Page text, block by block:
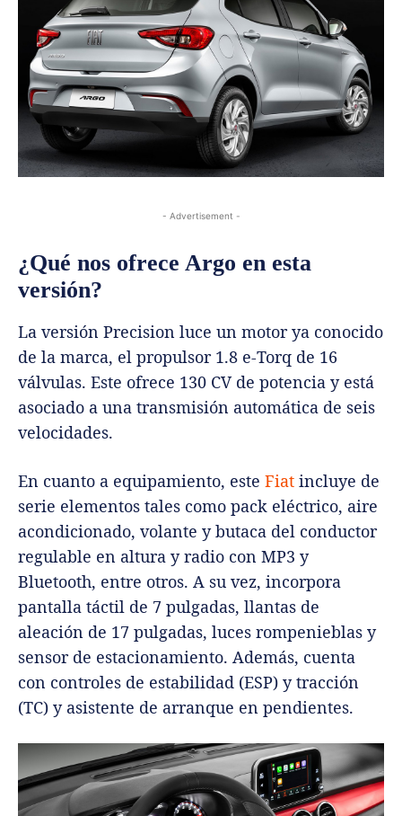
- Advertisement -
¿Qué nos ofrece Argo en esta
versión?
La versión Precision luce un motor ya conocido
de la marca, el propulsor 1.8 e-Torq de 16
válvulas. Este ofrece 130 CV de potencia y está
asociado a una transmisión automática de seis
velocidades.
En cuanto a equipamiento, este Fiat incluye de
serie elementos tales como pack eléctrico, aire
acondicionado, volante y butaca del conductor
regulable en altura y radio con MP3 y
Bluetooth, entre otros. A su vez, incorpora
pantalla táctil de 7 pulgadas, llantas de
aleación de 17 pulgadas, luces rompenieblas y
sensor de estacionamiento. Además, cuenta
con controles de estabilidad (ESP) y tracción
(TC) y asistente de arranque en pendientes.